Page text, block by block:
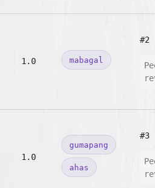
1.0 mabagal
#2
1.0
gumapang
ahas
#3